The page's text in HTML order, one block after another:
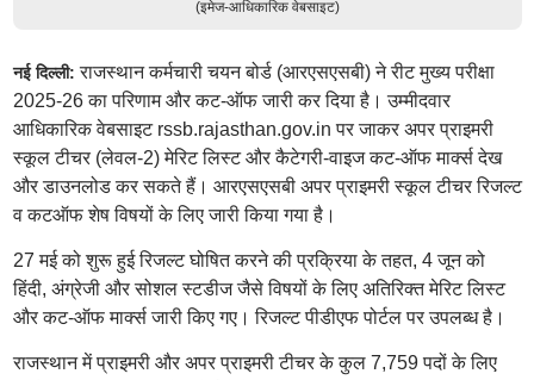
(इमेज-आधिकारिक वेबसाइट)
नई दिल्ली:राजस्थान कर्मचारी चयन बोर्ड (आरएसएसबी) ने रीट मुख्य परीक्षा
2025-26 का परिणाम और कट-ऑफ जारी कर दिया है। उम्मीदवार
आधिकारिक वेबसाइट rssb.rajasthan.gov.in पर जाकर अपर प्राइमरी
स्कूल टीचर (लेवल-2) मेरिट लिस्ट और कैटेगरी-वाइज कट-ऑफ मार्क्स देख
और डाउनलोड कर सकते हैं। आरएसएसबी अपर प्राइमरी स्कूल टीचर रिजल्ट
व कटऑफ शेष विषयों के लिए जारी किया गया है।
27 मई को शुरू हुई रिजल्ट घोषित करने की प्रक्रिया के तहत, 4 जून को
हिंदी, अंग्रेजी और सोशल स्टडीज जैसे विषयों के लिए अतिरिक्त मेरिट लिस्ट
और कट-ऑफ मार्क्स जारी किए गए। रिजल्ट पीडीएफ पोर्टल पर उपलब्ध है।
राजस्थान में प्राइमरी और अपर प्राइमरी टीचर के कुल 7,759 पदों के लिए